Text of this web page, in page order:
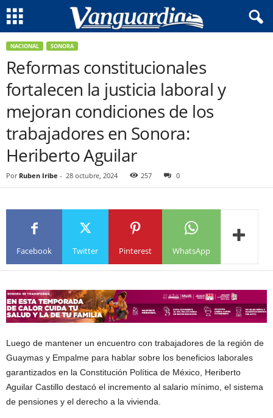
NACIONAL SONORA
Reformas constitucionales
fortalecen la justicia laboral y
mejoran condiciones de los
trabajadores en Sonora:
Heriberto Aguilar
Por Ruben Iribe - 28 octubre, 2024 257 0
Facebook Twitter Pinterest WhatsApp
Luego de mantener un encuentro con trabajadores de la región de
Guaymas y Empalme para hablar sobre los beneficios laborales
garantizados en la Constitución Política de México, Heriberto
Aguilar Castillo destacó el incremento al salario mínimo, el sistema
de pensiones y el derecho a la vivienda.